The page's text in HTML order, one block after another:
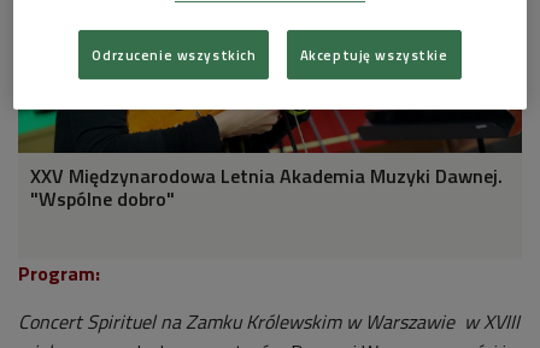
XXV Międzynarodowa Letnia Akademia Muzyki Dawnej.
"Wspólne dobro"
Program:
Concert Spirituel na Zamku Królewskim w Warszawie w XVIII
Odrzucenie wszystkich Akceptuję wszystkie